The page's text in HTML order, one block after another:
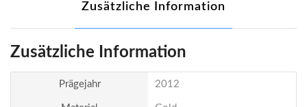
Zusätzliche Information
Zusätzliche Information
Prägejahr 2012